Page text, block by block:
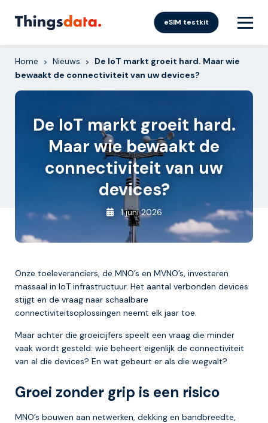
eSIM testkit
Home > Nieuws >
De IoT markt groeit hard. Maar wie
bewaakt de connectiviteit van uw devices?
De IoT markt groeit hard.
Maar wie bewaakt de
connectiviteit van uw
devices?
1 juni 2026
Onze toeleveranciers, de MNO’s en MVNO’s, investeren
massaal in IoT infrastructuur. Het aantal verbonden devices
stijgt en de vraag naar schaalbare
connectiviteitsoplossingen neemt elk jaar toe.
Maar achter die groeicijfers speelt een vraag die minder
vaak wordt gesteld: wie beheert eigenlijk de connectiviteit
van al die devices? En wat gebeurt er als die wegvalt?
Groei zonder grip is een risico
MNO’s bouwen aan netwerken, dekking en bandbreedte,